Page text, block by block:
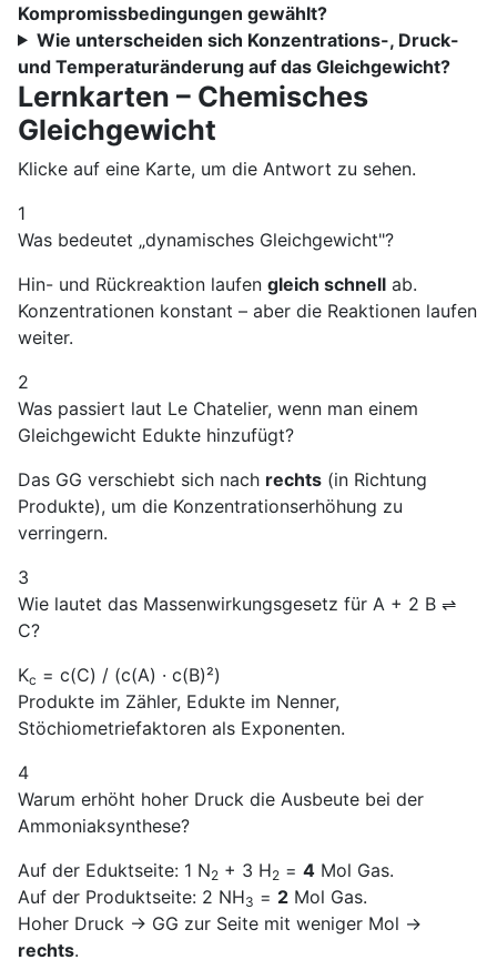
Kompromissbedingungen gewählt?
Wie unterscheiden sich Konzentrations-, Druck-
und Temperaturänderung auf das Gleichgewicht?
Lernkarten – Chemisches
Gleichgewicht
Klicke auf eine Karte, um die Antwort zu sehen.
1
Was bedeutet „dynamisches Gleichgewicht"?
Hin- und Rückreaktion laufen gleich schnell ab.
Konzentrationen konstant – aber die Reaktionen laufen
weiter.
2
Was passiert laut Le Chatelier, wenn man einem
Gleichgewicht Edukte hinzufügt?
Das GG verschiebt sich nach rechts (in Richtung
Produkte), um die Konzentrationserhöhung zu
verringern.
3
Wie lautet das Massenwirkungsgesetz für A + 2 B ⇌
C?
Kc = c(C) / (c(A) · c(B)²)
Produkte im Zähler, Edukte im Nenner,
Stöchiometriefaktoren als Exponenten.
4
Warum erhöht hoher Druck die Ausbeute bei der
Ammoniaksynthese?
Auf der Eduktseite: 1 N2 + 3 H2 = 4 Mol Gas.
Auf der Produktseite: 2 NH3 = 2 Mol Gas.
Hoher Druck → GG zur Seite mit weniger Mol →
rechts.